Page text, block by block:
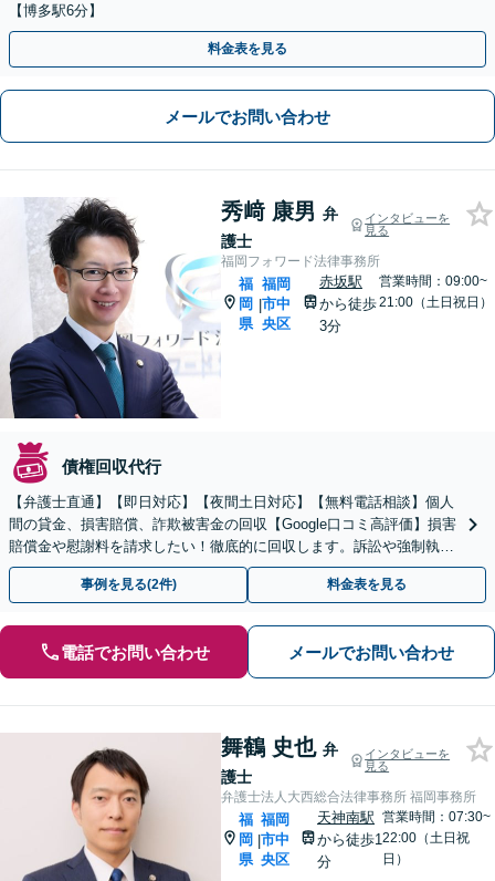
【博多駅6分】
料金表を見る
メールでお問い合わせ
秀﨑 康男 弁
護士
インタビューを
見る
福岡フォワード法律事務所
福
岡
県
|
福岡
市中
央区
赤坂駅
から徒歩
3分
営業時間：09:00~
21:00（土日祝日）
債権回収代行
【弁護士直通】【即日対応】【夜間土日対応】【無料電話相談】個人
間の貸金、損害賠償、詐欺被害金の回収【Google口コミ高評価】損害
賠償金や慰謝料を請求したい！徹底的に回収します。訴訟や強制執行
になった際も徹底的に対応していきます。
事例を見る(2件) 料金表を見る
電話でお問い合わせ メールでお問い合わせ
舞鶴 史也 弁
護士
インタビューを
見る
弁護士法人大西総合法律事務所 福岡事務所
福
岡
県
|
福岡
市中
央区
天神南駅
から徒歩1
分
営業時間：07:30~
22:00（土日祝
日）